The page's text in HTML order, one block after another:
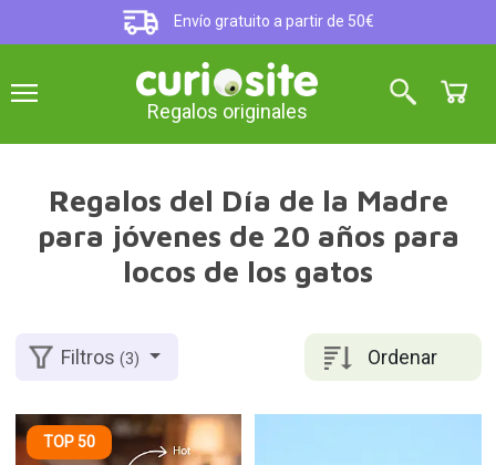
Envío gratuito a partir de 50€
Regalos originales
Regalos del Día de la Madre
para jóvenes de 20 años para
locos de los gatos
Ordenar
Filtros(3)
TOP 50